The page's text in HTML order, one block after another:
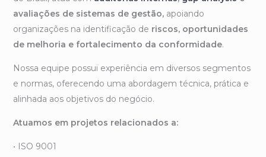
avaliações de sistemas de gestão,apoiando
organizações na identificação de riscos, oportunidades
de melhoria e fortalecimento da conformidade.
Nossa equipe possui experiência em diversos segmentos
e normas, oferecendo uma abordagem técnica, prática e
alinhada aos objetivos do negócio.
Atuamos em projetos relacionados a:
• ISO 9001